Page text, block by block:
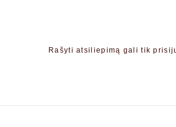
Rašyti atsiliepimą gali tik